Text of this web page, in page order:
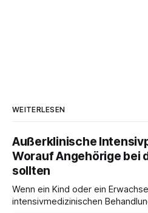
WEITERLESEN
Außerklinische
Worauf Angehörige bei
sollten
Wenn ein Kind oder ein
intensivmedizinischen